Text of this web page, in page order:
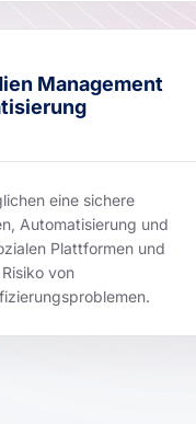
Management
eine sichere
Automatisierung und
Plattformen und
von